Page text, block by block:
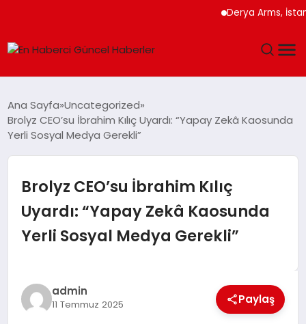
Derya Arms, İstanbul
SPOR
TEKNOLOJI
MAGAZIN
EKONOMI
Ana Sayfa Uncategorized
Brolyz CEO’su İbrahim Kılıç Uyardı: “Yapay Zekâ Kaosunda
Yerli Sosyal Medya Gerekli”
Brolyz CEO’su İbrahim Kılıç
Uyardı: “Yapay Zekâ Kaosunda
Yerli Sosyal Medya Gerekli”
admin
11 Temmuz 2025 Paylaş